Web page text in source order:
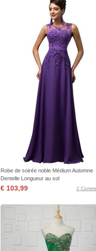
Robe de soirée noble Médium Automne
Dentelle Longueur au sol
€ 103,99 2